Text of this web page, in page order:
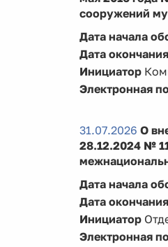
сооружений
Дата начала
Дата
Инициатор
Электронная
31.07.2026 О
28.12.2024 №
Дата начала
Дата
Инициатор
Электронная